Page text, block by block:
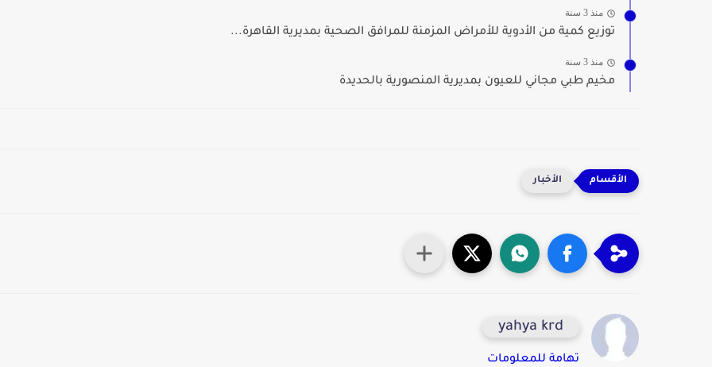
منذ 3 سنة
توزيع كمية من الأدوية للأمراض المزمنة للمرافق الصحية بمديرية القاهرة...
منذ 3 سنة
مخيم طبي مجاني للعيون بمديرية المنصورية بالحديدة
الأخبار
yahya krd
تهامة للمعلومات